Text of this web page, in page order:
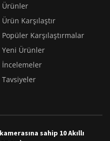
Ürünler
Ürün Karşılaştır
Popüler Karşılaştırmalar
Yeni Ürünler
İncelemeler
Tavsiyeler
sahip 10 Akıllı